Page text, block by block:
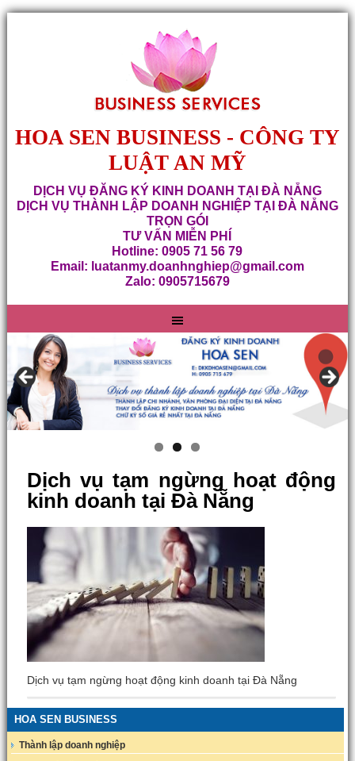
HOA SEN BUSINESS - CÔNG TY
LUẬT AN MỸ
DỊCH VỤ ĐĂNG KÝ KINH DOANH TẠI ĐÀ NẴNG
DỊCH VỤ THÀNH LẬP DOANH NGHIỆP TẠI ĐÀ NẴNG
TRỌN GÓI
TƯ VẤN MIỄN PHÍ
Hotline: 0905 71 56 79
Email: luatanmy.doanhnghiep@gmail.com
Zalo: 0905715679
Dịch vụ tạm ngừng hoạt động
kinh doanh tại Đà Nẵng
Dịch vụ tạm ngừng hoạt động kinh doanh tại Đà Nẵng
HOA SEN BUSINESS
Thành lập doanh nghiệp